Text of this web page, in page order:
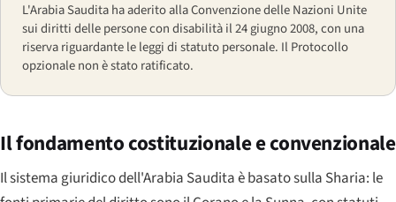
L'Arabia Saudita ha aderito alla Convenzione delle Nazioni Unite
sui diritti delle persone con disabilità il 24 giugno 2008, con una
riserva riguardante le leggi di statuto personale. Il Protocollo
opzionale non è stato ratificato.
Il fondamento costituzionale e convenzionale
Il sistema giuridico dell'Arabia Saudita è basato sulla Sharia: le